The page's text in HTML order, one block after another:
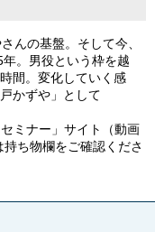
んの基盤。そして今、
年。男役という枠を越
間。変化していく感
かずや」として
ミナー」サイト（動画
ち物欄をご確認くださ